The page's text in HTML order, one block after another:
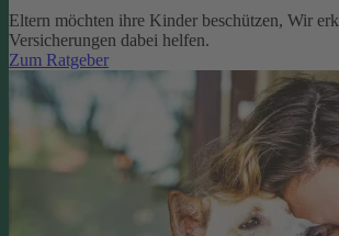
Eltern möchten ihre Kinder beschützen, Wir
Versicherungen dabei helfen.
Zum Ratgeber